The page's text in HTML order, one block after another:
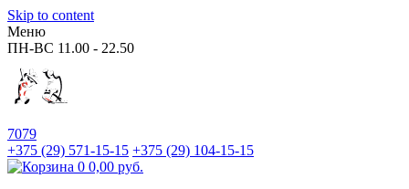
Skip to content
Меню
ПН-ВС 11.00 - 22.50
7079
+375 (29) 571-15-15 +375 (29) 104-15-15
0 0,00 руб.